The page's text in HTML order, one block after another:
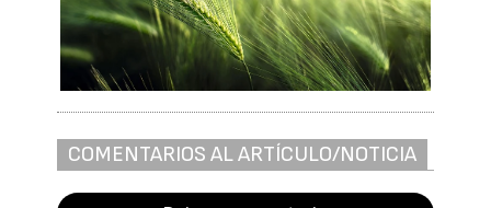
COMENTARIOS AL ARTÍCULO/NOTICIA